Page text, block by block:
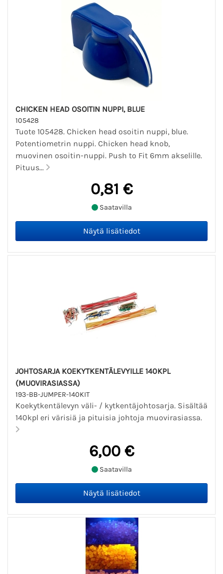
CHICKEN HEAD OSOITIN NUPPI, BLUE
105428
Tuote 105428. Chicken head osoitin nuppi, blue.
Potentiometrin nuppi. Chicken head knob,
muovinen osoitin-nuppi. Push to Fit 6mm akselille.
Pituus...
0,81 €
Saatavilla
JOHTOSARJA KOEKYTKENTÄLEVYILLE 140KPL
(MUOVIRASIASSA)
193-BB-JUMPER-140KIT
Koekytkentälevyn väli- / kytkentäjohtosarja. Sisältää
140kpl eri värisiä ja pituisia johtoja muovirasiassa.
6,00 €
Saatavilla